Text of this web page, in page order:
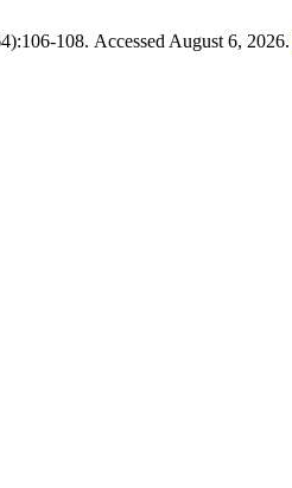
108. Accessed August 6, 2026.